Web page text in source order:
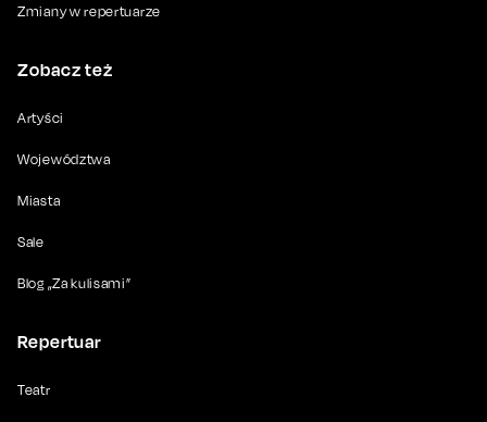
Zmiany w repertuarze
Zobacz też
Artyści
Województwa
Miasta
Sale
Blog „Za kulisami”
Repertuar
Teatr